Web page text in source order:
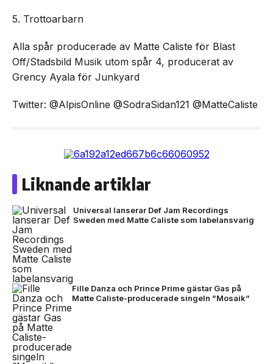
5. Trottoarbarn
Alla spår producerade av Matte Caliste för Blast
Off/Stadsbild Musik utom spår 4, producerat av
Grency Ayala för Junkyard
Twitter: @AlpisOnline @SodraSidan121 @MatteCaliste
Liknande artiklar
Universal lanserar Def Jam Recordings
Sweden med Matte Caliste som labelansvarig
Fille Danza och Prince Prime gästar Gas på
Matte Caliste-producerade singeln ”Mosaik”